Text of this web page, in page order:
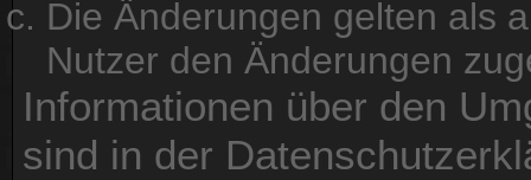
Die Änderungen gelten als
Nutzer den Änderungen
Informationen über den
sind in der